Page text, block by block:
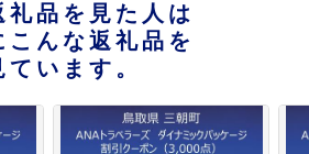
礼品を見た人は
こんな返礼品を
ています。